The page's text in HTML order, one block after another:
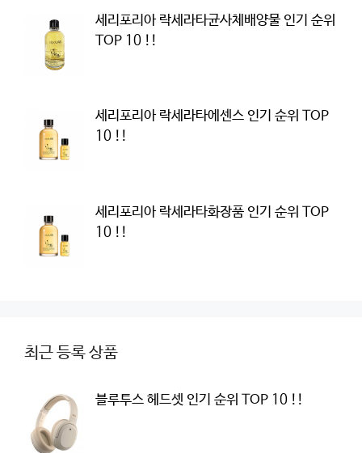
세리포리아 락세라타균사체배양물 인기 순위
TOP 10 !!
세리포리아 락세라타에센스 인기 순위 TOP
10 !!
세리포리아 락세라타화장품 인기 순위 TOP
10 !!
최근 등록 상품
블루투스 헤드셋 인기 순위 TOP 10 !!